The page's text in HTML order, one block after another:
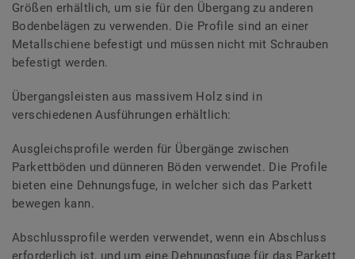
Größen erhältlich, um sie für den Übergang zu anderen
Bodenbelägen zu verwenden. Die Profile sind an einer
Metallschiene befestigt und müssen nicht mit Schrauben
befestigt werden.
Übergangsleisten aus massivem Holz sind in
verschiedenen Ausführungen erhältlich:
Ausgleichsprofile werden für Übergänge zwischen
Parkettböden und dünneren Böden verwendet. Die Profile
bieten eine Dehnungsfuge, in welcher sich das Parkett
bewegen kann.
Abschlussprofile werden verwendet, wenn ein Abschluss
erforderlich ist, und um eine Dehnungsfuge für das Parkett